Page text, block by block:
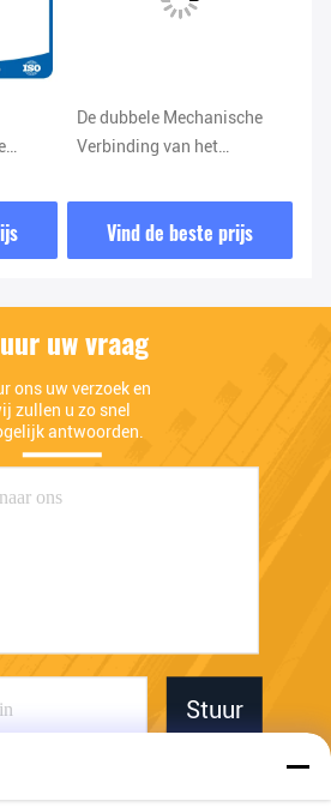
De dubbele Mechanische
Verbinding van het
Slijtvast voor
Afvalwaterzuiveringsinstallatie
Vind de beste prijs
uw vraag
ons uw verzoek en
zullen u zo snel
antwoorden.
Stuur